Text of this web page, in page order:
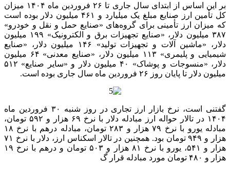
بر این اساس از ابتدای سال جاری تا ۲۶ فروردین ماه ۱۴۰۴ میزان
کل تأمین ارز صنایع مبلغ یک میلیارد و ۴۶۱ میلیون دلار بوده است
که میزان ارز تأمینی برای گروه‌های «صنایع حمل و نقل و خودرو»
۳۸۷ میلیون دلار، «صنایع تجهیزات برق و الکترونیک» ۱۹۹ میلیون
دلار، «ماشین آلات و تجهیزات تولید» ۱۴۶ میلیون دلار، «صنایع
شیمیایی و پلیمری» ۱۱۳ میلیون دلار، «صنایع معدنی» ۶۴ میلیون
دلار، «منسوجات و پوشاک» ۴۰ میلیون دلار و «سایر صنایع» ۵۱۲
میلیون دلار تا پایان روز ۲۶ فروردین ماه سال جاری بوده است.
گفتنی است، نرخ بازار ارز تجاری در روز شنبه ۳۰ فروردین ماه
۱۴۰۴ در تالار حواله ارز مبادله دلار با نرخ ۶۹ هزار و ۵۹۲ تومان،
مبادله یورو با نرخ ۷۹ هزار و ۲۸۳ تومان، مبادله درهم با نرخ ۱۸
هزار و ۹۴۹ تومان بود. همچنین در تالار اسکناس ارز، دلار با نرخ ۷۱
هزار و ۵۴۱، یورو با نرخ ۸۱ هزار و ۵۰۳ تومان و درهم با نرخ ۱۹
هزار و ۴۸۰ تومان مورد مبادله قرار
گ